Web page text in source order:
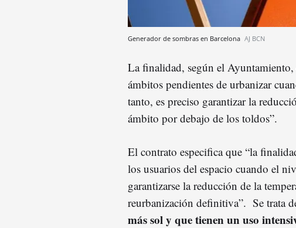
Generador de sombras en Barcelona AJ BCN
La finalidad, según el Ayuntamiento,
ámbitos pendientes de urbanizar
tanto, es preciso garantizar la
ámbito por debajo de los toldos”.
El contrato especifica que “la
los usuarios del espacio cuando el
garantizarse la reducción de la
reurbanización definitiva”. Se trata
más sol y que tienen un uso